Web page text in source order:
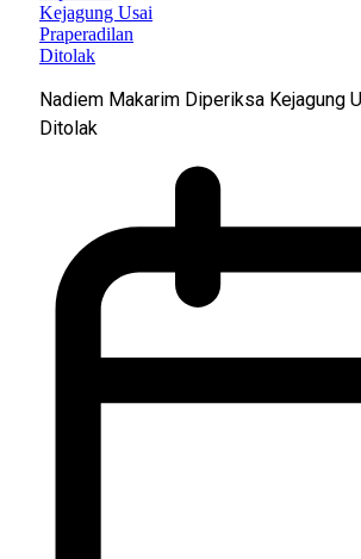
Nadiem Makarim Diperiksa Kejagung
Ditolak